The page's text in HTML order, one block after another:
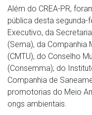
Além do CREA-PR,
pública desta segunda-
Executivo, da
(Sema), da Companhia
(CMTU), do Conselho
(Consemma); do
Companhia de
promotorias do Meio
ongs ambientais.